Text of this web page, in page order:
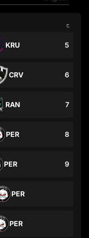
ج
5
KRU
6
CRV
7
RAN
8
PER
9
PER
PER
PER